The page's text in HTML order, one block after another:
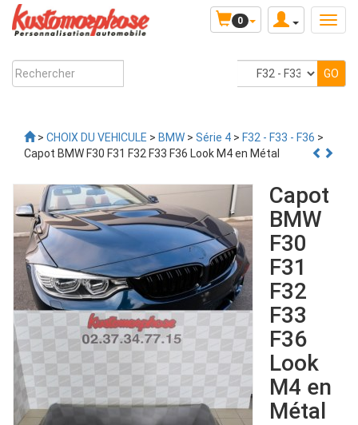
0
> CHOIX DU VEHICULE > BMW > Série 4 > F32 - F33 - F36 >
Capot BMW F30 F31 F32 F33 F36 Look M4 en Métal
Capot
BMW
F30
F31
F32
F33
F36
Look
M4 en
Métal